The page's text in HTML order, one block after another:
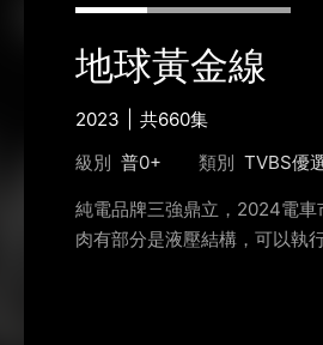
地球黃金線
2023
共660集
級別 普0+ 類別 TVBS優
純電品牌三強鼎立，2024電
肉有部分是液壓結構，可以執